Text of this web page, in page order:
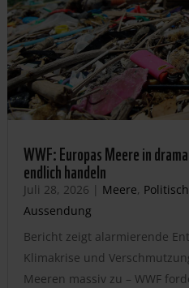
WWF: Europas Meere in
endlich handeln
Juli 28, 2026 | Meere,
Aussendung
Bericht zeigt alarmierende
Klimakrise und
Meeren massiv zu – WWF